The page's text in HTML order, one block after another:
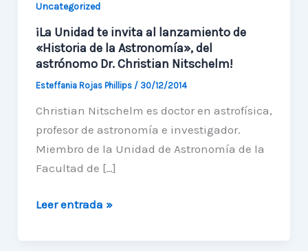
Uncategorized
¡La Unidad te invita al lanzamiento de
«Historia de la Astronomía», del
astrónomo Dr. Christian Nitschelm!
Esteffania Rojas Phillips / 30/12/2014
Christian Nitschelm es doctor en astrofísica,
profesor de astronomía e investigador.
Miembro de la Unidad de Astronomía de la
Facultad de […]
¡La
Leer entrada »